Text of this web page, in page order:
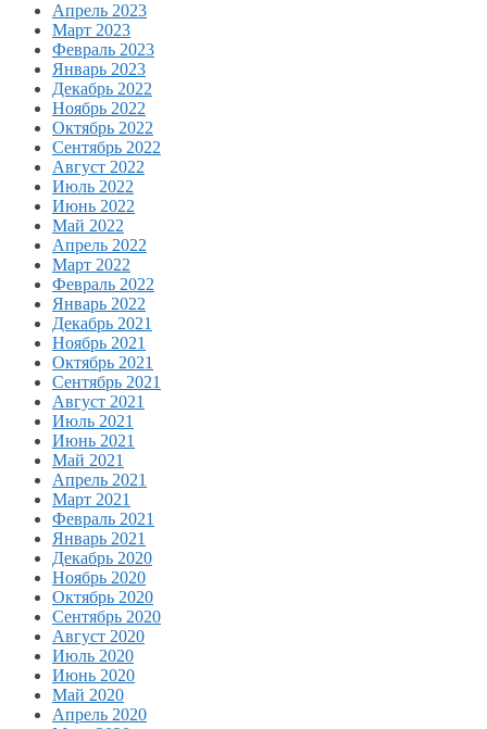
Апрель 2023
Март 2023
Февраль 2023
Январь 2023
Декабрь 2022
Ноябрь 2022
Октябрь 2022
Сентябрь 2022
Август 2022
Июль 2022
Июнь 2022
Май 2022
Апрель 2022
Март 2022
Февраль 2022
Январь 2022
Декабрь 2021
Ноябрь 2021
Октябрь 2021
Сентябрь 2021
Август 2021
Июль 2021
Июнь 2021
Май 2021
Апрель 2021
Март 2021
Февраль 2021
Январь 2021
Декабрь 2020
Ноябрь 2020
Октябрь 2020
Сентябрь 2020
Август 2020
Июль 2020
Июнь 2020
Май 2020
Апрель 2020